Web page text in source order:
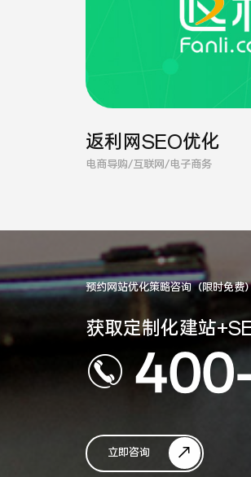
返利网SEO优化
电商导购/互联网/电子商务
预约网站优化策略咨询（限时免费
获取定制化建站
立即咨询